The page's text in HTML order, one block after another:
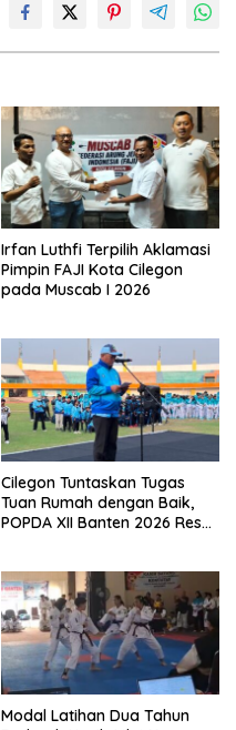
Irfan Luthfi Terpilih Aklamasi
Pimpin FAJI Kota Cilegon
pada Muscab I 2026
Cilegon Tuntaskan Tugas
Tuan Rumah dengan Baik,
POPDA XII Banten 2026 Resmi
Modal Latihan Dua Tahun